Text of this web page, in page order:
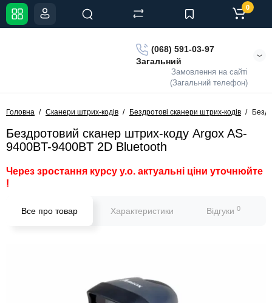
(068) 591-03-97
Загальний
Замовлення на сайті
(Загальний телефон)
0
Головна Сканери штрих-кодів Бездротові сканери штрих-кодів
Бездротовий сканер штрих-коду Argox AS-
9400BT-9400BT 2D Bluetooth
Через зростання курсу у.о. актуальні ціни уточнюйте
!
Все про товар Характеристики Відгуки 0